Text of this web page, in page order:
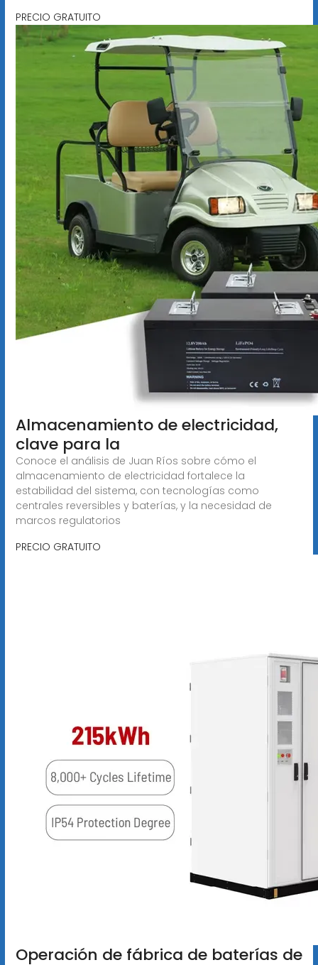
PRECIO GRATUITO
Almacenamiento de electricidad,
clave para la
Conoce el análisis de Juan Ríos sobre cómo el
almacenamiento de electricidad fortalece la
estabilidad del sistema, con tecnologías como
centrales reversibles y baterías, y la necesidad de
marcos regulatorios
PRECIO GRATUITO
Operación de fábrica de baterías de